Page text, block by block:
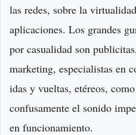
las redes, sobre la
aplicaciones. Los grandes
por casualidad son
marketing, especialistas en
idas y vueltas, etéreos,
confusamente el sonido
en funcionamiento.